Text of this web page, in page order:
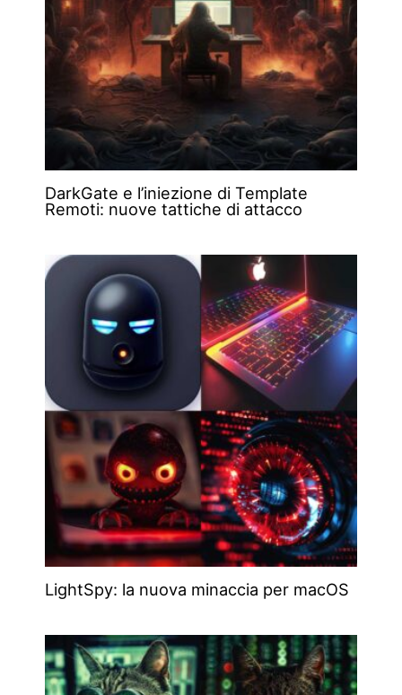
DarkGate e l’iniezione di Template
Remoti: nuove tattiche di attacco
LightSpy: la nuova minaccia per macOS